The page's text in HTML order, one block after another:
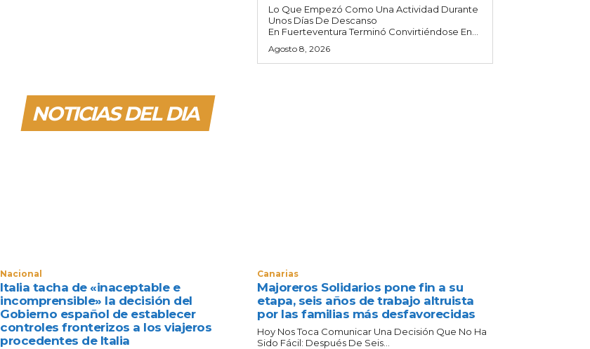
Lo Que Empezó Como Una Actividad Durante
Unos Días De Descanso
En Fuerteventura Terminó Convirtiéndose En...
Agosto 8, 2026
NOTICIAS DEL DIA
Nacional
Italia tacha de «inaceptable e
incomprensible» la decisión del
Gobierno español de establecer
controles fronterizos a los viajeros
procedentes de Italia
Canarias
Majoreros Solidarios pone fin a su
etapa, seis años de trabajo altruista
por las familias más desfavorecidas
Hoy Nos Toca Comunicar Una Decisión Que No Ha
Sido Fácil: Después De Seis...